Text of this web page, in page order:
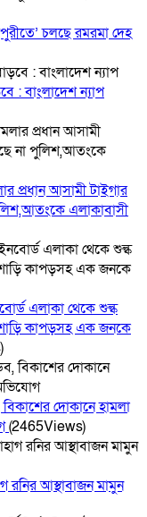
চলছে রমরমা দেহ
: বাংলাদেশ ন্যাপ
প্রধান আসামী টাইগার
এলাকাবাসী
এলাকা থেকে শুল্ক
কাপড়সহ এক জনকে
বিকাশের দোকানে হামলা
(2465Views)
রনির আস্থাবাজন মামুন